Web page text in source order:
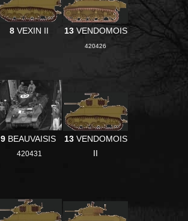
8 VEXIN II 13VENDOMOIS
420426
9BEAUVAISIS
420431
13VENDOMOIS
II